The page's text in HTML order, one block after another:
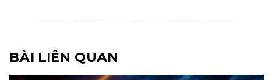
BÀI LIÊN QUAN